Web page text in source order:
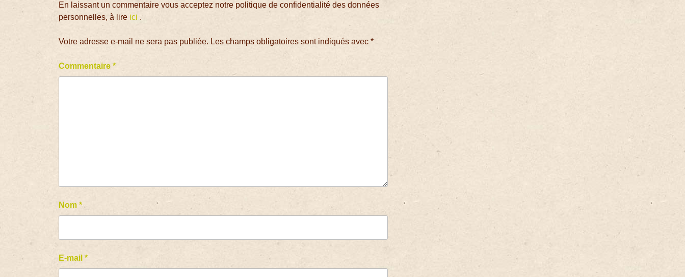
En laissant un commentaire vous acceptez notre politique de confidentialité des données
personnelles, à lire ici .
Votre adresse e-mail ne sera pas publiée. Les champs obligatoires sont indiqués avec*
Commentaire*
Nom*
E-mail*